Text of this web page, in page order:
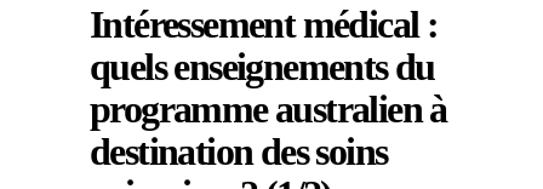
Intéressement médical :
quels enseignements du
programme australien à
destination des soins